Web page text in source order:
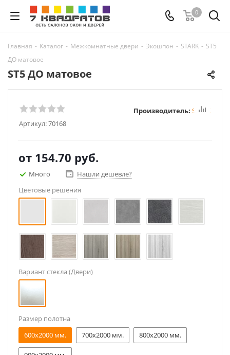
0
Главная - Каталог - Межкомнатные двери - Экошпон - STARK - ST5
ДО матовое
ST5 ДО матовое
Артикул:70168
Производитель: STARK
от 154.70 руб.
Много
Нашли дешевле?
Цветовые решения
Вариант стекла (Двери)
Размер полотна
600x2000 мм.
700x2000 мм. 800x2000 мм.